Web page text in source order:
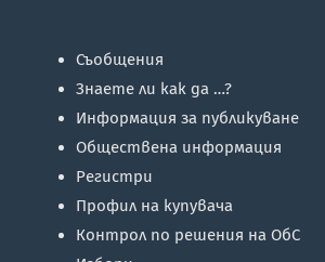
Съобщения
Знаете ли как да …?
Информация за публикуване
Обществена информация
Регистри
Профил на купувача
Контрол по решения на ОбС